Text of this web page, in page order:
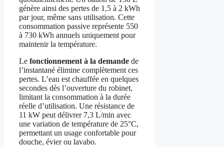
génère ainsi des pertes de 1,5 à 2 kWh
par jour, même sans utilisation. Cette
consommation passive représente 550
à 730 kWh annuels uniquement pour
maintenir la température.
Le fonctionnement à la demande de
l’instantané élimine complètement ces
pertes. L’eau est chauffée en quelques
secondes dès l’ouverture du robinet,
limitant la consommation à la durée
réelle d’utilisation. Une résistance de
11 kW peut délivrer 7,3 L/min avec
une variation de température de 25°C,
permettant un usage confortable pour
douche, évier ou lavabo.